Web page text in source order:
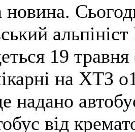
19
на ХТЗ
надано
від